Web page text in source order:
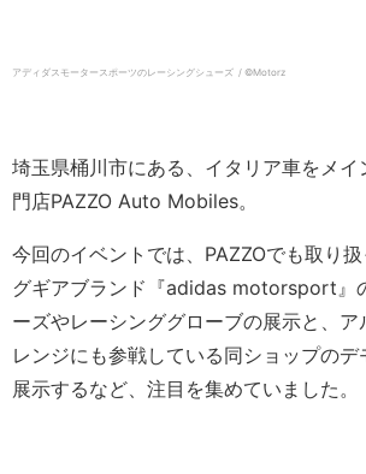
アディダスモータースポーツのレーシングシューズ / ©️Motorz
埼玉県桶川市にある、イタリア車をメ
門店PAZZO Auto Mobiles。
今回のイベントでは、PAZZOでも取り
グギアブランド『adidas motorsport』
ーズやレーシンググローブの展示と、ア
レンジにも参戦している同ショップのデ
展示するなど、注目を集めていました。